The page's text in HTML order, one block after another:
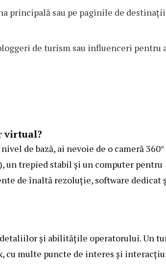
principală sau pe paginile de destinații
de turism sau influenceri pentru
virtual?
de bază, ai nevoie de o cameră 360°
un trepied stabil și un computer pentru
de înaltă rezoluție, software dedicat
și abilitățile operatorului. Un
cu multe puncte de interes și